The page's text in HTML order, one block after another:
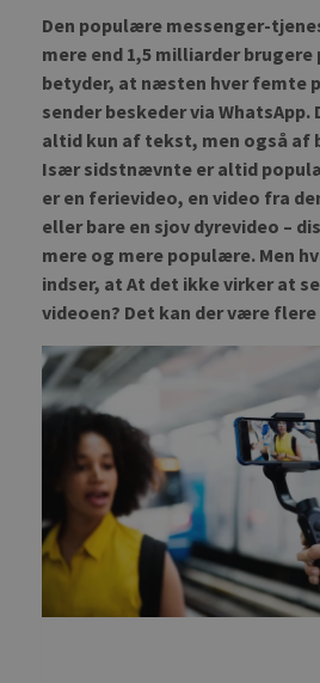
Den populære messenger-
mere end 1,5 milliarder brugere
betyder, at næsten hver femte
sender beskeder via
altid kun af tekst, men også af
Især sidstnævnte er altid
er en ferievideo, en video fra
eller bare en sjov dyrevideo –
mere og mere populære. Men
indser, at At det ikke virker at
videoen? Det kan der være